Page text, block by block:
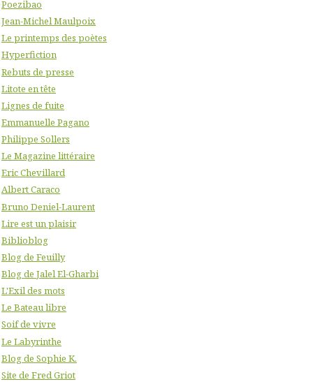
Poezibao
Jean-Michel Maulpoix
Le printemps des poètes
Hyperfiction
Rebuts de presse
Litote en tête
Lignes de fuite
Emmanuelle Pagano
Philippe Sollers
Le Magazine littéraire
Eric Chevillard
Albert Caraco
Bruno Deniel-Laurent
Lire est un plaisir
Biblioblog
Blog de Feuilly
Blog de Jalel El-Gharbi
L'Exil des mots
Le Bateau libre
Soif de vivre
Le Labyrinthe
Blog de Sophie K.
Site de Fred Griot